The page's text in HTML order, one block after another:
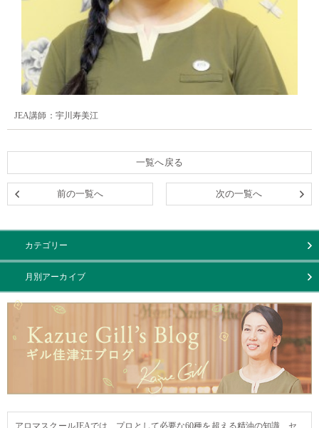
JEA講師：宇川寿美江
前の一覧へ 次の一覧へ
一覧へ戻る
カテゴリー
月別アーカイブ
アロマスクールJEAでは、プロとして必要な60種を超える精油の知識、セ